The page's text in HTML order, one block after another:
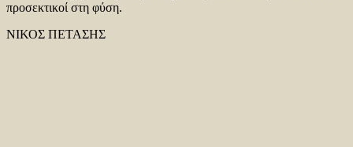
προσεκτικοί στη φύση.
ΝΙΚΟΣ ΠΕΤΑΣΗΣ